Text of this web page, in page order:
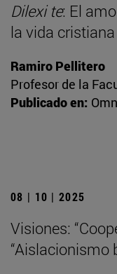
Dilexi te: El
la vida cristiana
Ramiro Pellitero
Profesor de la
Publicado en:
08 | 10 | 2025
Visiones:
“Aislacionismo